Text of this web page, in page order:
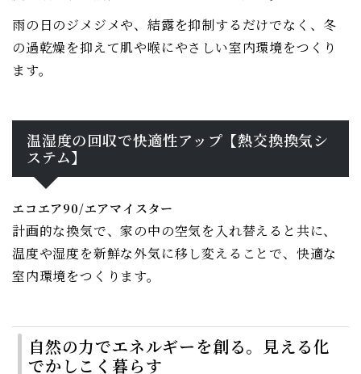
雨の日のジメジメや、結露を抑制するだけでなく、冬
の過乾燥を抑えて肌や喉にやさしい室内環境をつくり
ます。
温湿度の回収で快適性アップ【熱交換換気シ
ステム】
エコエア90/エアマイスター
計画的な換気で、家の中の空気を入れ替えると共に、
温度や湿度を新鮮な外気に移し変えることで、快適な
室内環境をつくります。
自然の力でエネルギーを創る。見える化
でかしこく暮らす